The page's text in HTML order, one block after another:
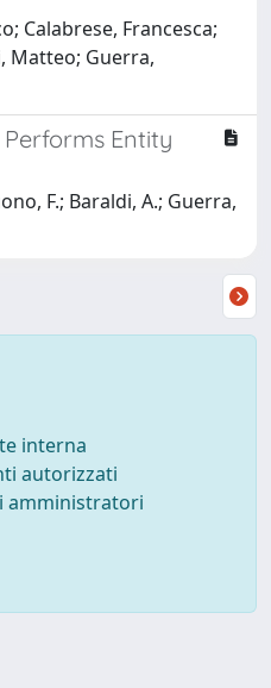
Calabrese, Francesca;
Matteo; Guerra,
Entity
F.; Baraldi, A.; Guerra,
interna
autorizzati
amministratori